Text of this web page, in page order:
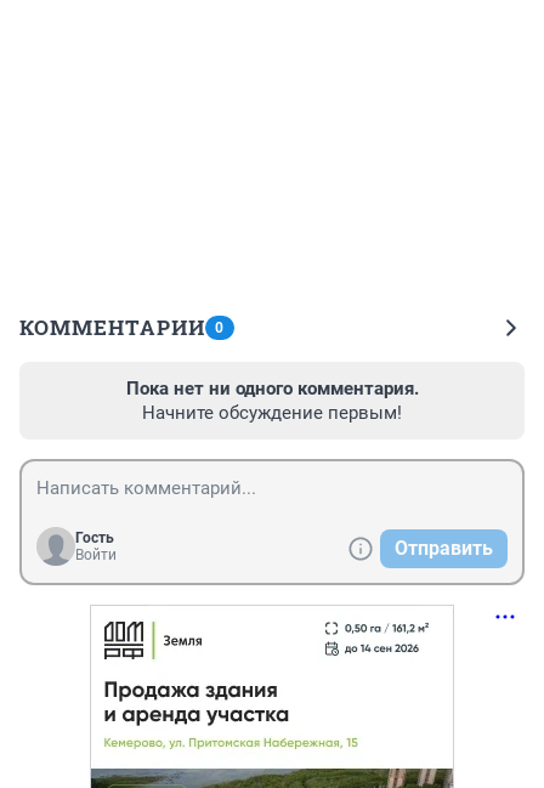
КОММЕНТАРИИ 0
Пока нет ни одного комментария.
Начните обсуждение первым!
Гость
Войти
Отправить